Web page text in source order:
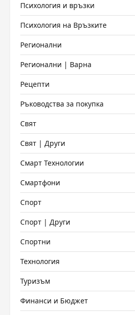
Психология и връзки
Психология на Връзките
Регионални
Регионални | Варна
Рецепти
Ръководства за покупка
Свят
Свят | Други
Смарт Технологии
Смартфони
Спорт
Спорт | Други
Спортни
Технология
Туризъм
Финанси и Бюджет